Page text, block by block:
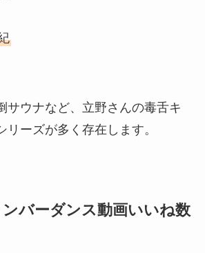
サウナなど、立野さんの毒舌キ
リーズが多く存在します。
バーダンス動画いいね数